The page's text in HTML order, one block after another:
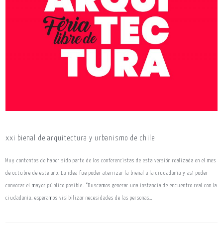
xxi bienal de arquitectura y urbanismo de chile
Muy contentos de haber sido parte de los conferencistas de esta versión realizada en el mes
de octubre de este año. La idea fue poder aterrizar la bienal a la ciudadanía y así poder
convocar el mayor público posible. “Buscamos generar una instancia de encuentro real con la
ciudadanía, esperamos visibilizar necesidades de las personas…